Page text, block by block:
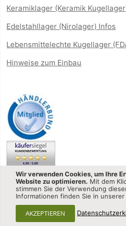
Wir verwenden Cookies, um Ihre
Website zu optimieren. Mit dem
stimmen Sie der Verwendung
Informationen finden Sie in
AKZEPTIEREN
Keramiklager (Keramik
Edelstahllager (Nirolager) Infos
Lebensmittelechte Kugellager
Hinweise zum Einbau
Reserved.